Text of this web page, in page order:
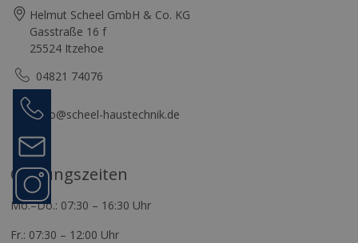
Helmut Scheel GmbH & Co. KG
Gasstraße 16 f
25524 Itzehoe
04821 74076
info@scheel-haustechnik.de
Öffnungszeiten
Mo.–Do.: 07:30 – 16:30 Uhr
Fr.: 07:30 – 12:00 Uhr
04821
Folge